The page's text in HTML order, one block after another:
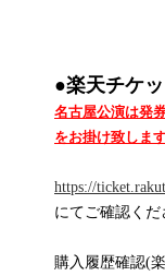
●楽天チケ
名古屋公演は発
をお掛け致しま
https://
にてご確認くだ
購入履歴確認(